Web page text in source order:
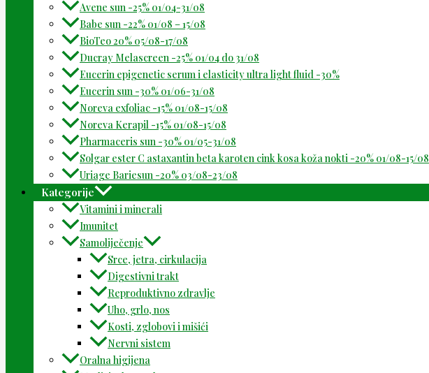
Avene sun -25% 01/04-31/08
Babe sun -22% 01/08 – 15/08
BioTeo 20% 05/08-17/08
Ducray Melascreen -25% 01/04 do 31/08
Eucerin epigenetic serum i elasticity ultra light fluid -30%
Eucerin sun -30% 01/06-31/08
Noreva exfoliac -15% 01/08-15/08
Noreva Kerapil -15% 01/08-15/08
Pharmaceris sun -30% 01/05-31/08
Solgar ester C astaxantin beta karoten cink kosa koža nokti -20% 01/08-15/08
Uriage Bariesun -20% 03/08-23/08
Kategorije
Vitamini i minerali
Imunitet
Samoliječenje
Srce, jetra, cirkulacija
Digestivni trakt
Reproduktivno zdravlje
Uho, grlo, nos
Kosti, zglobovi i mišići
Nervni sistem
Oralna higijena